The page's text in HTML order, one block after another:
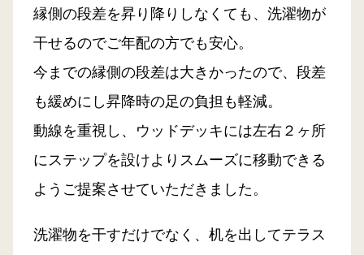
縁側の段差を昇り降りしなくても、洗濯物が
干せるのでご年配の方でも安心。
今までの縁側の段差は大きかったので、段差
も緩めにし昇降時の足の負担も軽減。
動線を重視し、ウッドデッキには左右２ヶ所
にステップを設けよりスムーズに移動できる
ようご提案させていただきました。
洗濯物を干すだけでなく、机を出してテラス